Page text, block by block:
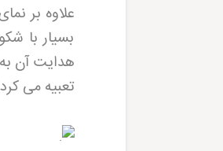
علاوه بر
بسیار با
هدایت آن
تعبیه می